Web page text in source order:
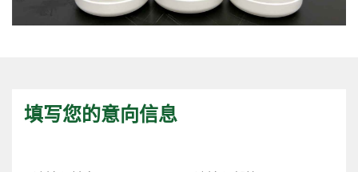
填写您的意向信息